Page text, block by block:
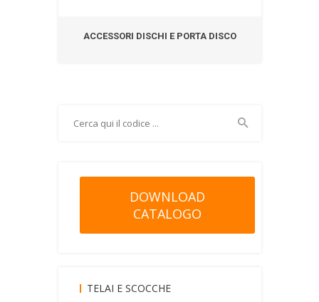
ACCESSORI DISCHI E PORTA DISCO
DOWNLOAD
CATALOGO
TELAI E SCOCCHE